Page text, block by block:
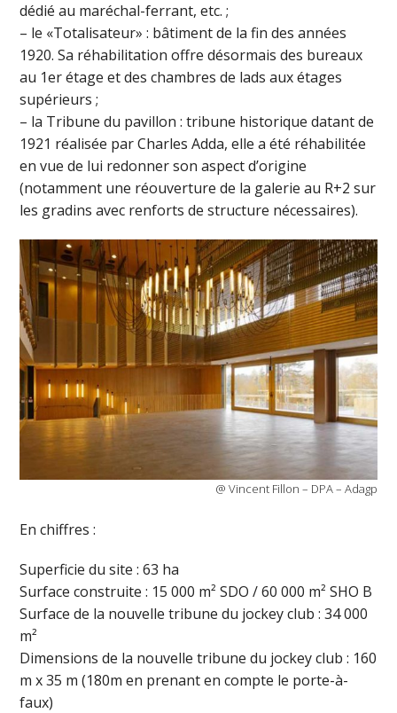
dédié au maréchal-ferrant, etc. ;
– le «Totalisateur» : bâtiment de la fin des années
1920. Sa réhabilitation offre désormais des bureaux
au 1er étage et des chambres de lads aux étages
supérieurs ;
– la Tribune du pavillon : tribune historique datant de
1921 réalisée par Charles Adda, elle a été réhabilitée
en vue de lui redonner son aspect d’origine
(notamment une réouverture de la galerie au R+2 sur
les gradins avec renforts de structure nécessaires).
@ Vincent Fillon – DPA – Adagp
En chiffres :
Superficie du site : 63 ha
Surface construite : 15 000 m² SDO / 60 000 m² SHO B
Surface de la nouvelle tribune du jockey club : 34 000
m²
Dimensions de la nouvelle tribune du jockey club : 160
m x 35 m (180m en prenant en compte le porte-à-
faux)